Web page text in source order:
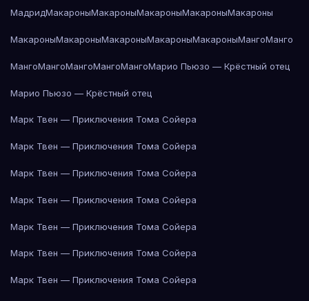
МадридМакароныМакароныМакароныМакароныМакароны
МакароныМакароныМакароныМакароныМакароныМангоМанго
МангоМангоМангоМангоМангоМарио Пьюзо — Крёстный отец
Марио Пьюзо — Крёстный отец
Марк Твен — Приключения Тома Сойера
Марк Твен — Приключения Тома Сойера
Марк Твен — Приключения Тома Сойера
Марк Твен — Приключения Тома Сойера
Марк Твен — Приключения Тома Сойера
Марк Твен — Приключения Тома Сойера
Марк Твен — Приключения Тома Сойера